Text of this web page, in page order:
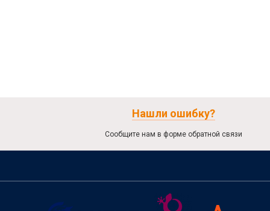
Нашли ошибку?
Сообщите нам в форме обратной связи